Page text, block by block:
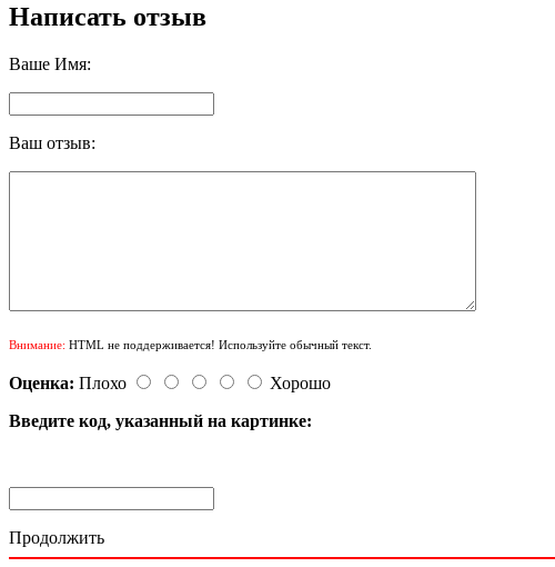
Написать отзыв
Ваше Имя:
Ваш отзыв:
Внимание: HTML не поддерживается! Используйте обычный текст.
Оценка: Плохо
Хорошо
Введите код, указанный на картинке:
Продолжить